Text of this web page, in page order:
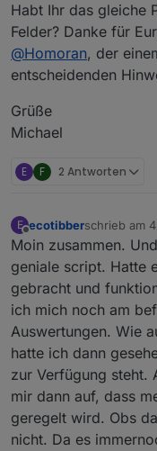
Habt Ihr das gleiche
Felder? Danke für
@Homoran, der
entscheidenden
Grüße
Michael
E F 2 Antworten
E
Offline
ecotibberschrieb am
zuletzt
Moin zusammen.
geniale script. Hatte
gebracht und
ich mich noch am
Auswertungen. Wie
hatte ich dann
zur Verfügung steht.
mir dann auf, dass
geregelt wird. Obs
nicht. Da es